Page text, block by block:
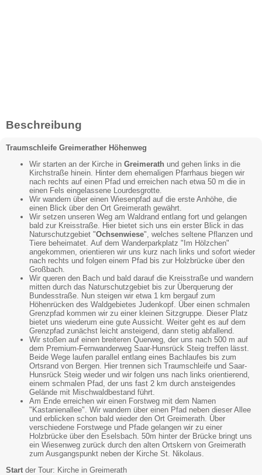
Beschreibung
Traumschleife Greimerather Höhenweg
Wir starten an der Kirche in Greimerath und gehen links in die
Kirchstraße hinein. Hinter dem ehemaligen Pfarrhaus biegen wir
nach rechts auf einen Pfad und erreichen nach etwa 50 m die in
einen Fels eingelassene Lourdesgrotte.
Wir wandern über einen Wiesenpfad auf die erste Anhöhe, die
einen Blick über den Ort Greimerath gewährt.
Wir setzen unseren Weg am Waldrand entlang fort und gelangen
bald zur Kreisstraße. Hier bietet sich uns ein erster Blick in das
Naturschutzgebiet "Ochsenwiese", welches seltene Pflanzen und
Tiere beheimatet. Auf dem Wanderparkplatz "Im Hölzchen"
angekommen, orientieren wir uns kurz nach links und sofort wieder
nach rechts und folgen einem Pfad bis zur Holzbrücke über den
Großbach.
Wir queren den Bach und bald darauf die Kreisstraße und wandern
mitten durch das Naturschutzgebiet bis zur Überquerung der
Bundesstraße. Nun steigen wir etwa 1 km bergauf zum
Höhenrücken des Waldgebietes Judenkopf. Über einen schmalen
Grenzpfad kommen wir zu einer kleinen Sitzgruppe. Dieser Platz
bietet uns wiederum eine gute Aussicht. Weiter geht es auf dem
Grenzpfad zunächst leicht ansteigend, dann stetig abfallend.
Wir stoßen auf einen breiteren Querweg, der uns nach 500 m auf
dem Premium-Fernwanderweg Saar-Hunsrück Steig treffen lässt.
Beide Wege laufen parallel entlang eines Bachlaufes bis zum
Ortsrand von Bergen. Hier trennen sich Traumschleife und Saar-
Hunsrück Steig wieder und wir folgen uns nach links orientierend,
einem schmalen Pfad, der uns fast 2 km durch ansteigendes
Gelände mit Mischwaldbestand führt.
Am Ende erreichen wir einen Forstweg mit dem Namen
"Kastanienallee". Wir wandern über einen Pfad neben dieser Allee
und erblicken schon bald wieder den Ort Greimerath. Über
verschiedene Forstwege und Pfade gelangen wir zu einer
Holzbrücke über den Eselsbach. 50m hinter der Brücke bringt uns
ein Wiesenweg zurück durch den alten Ortskern von Greimerath
zum Ausgangspunkt neben der Kirche St. Nikolaus.
Start der Tour: Kirche in Greimerath